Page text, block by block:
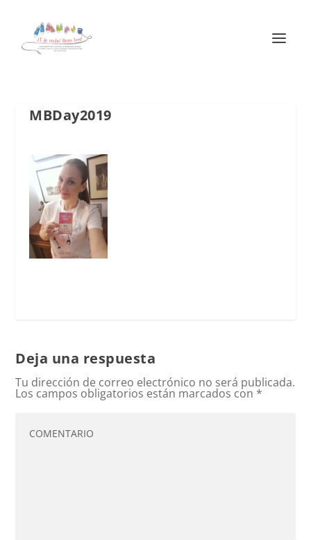
MBDay2019
Deja una respuesta
Tu dirección de correo electrónico no será publicada.
Los campos obligatorios están marcados con *